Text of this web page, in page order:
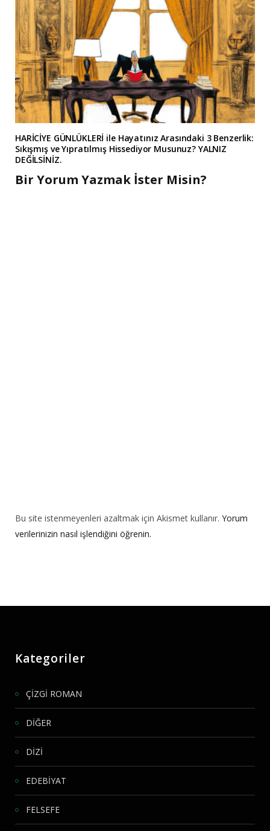
HARİCİYE GÜNLÜKLERİ ile Hayatınız Arasındaki 3 Benzerlik:
Sıkışmış ve Yıpratılmış Hissediyor Musunuz? YALNIZ
DEĞİLSİNİZ.
Bir Yorum Yazmak İster Misin?
Bu site istenmeyenleri azaltmak için Akismet kullanır. Yorum
verilerinizin nasıl işlendiğini öğrenin.
Kategoriler
ÇİZGİ ROMAN
DİĞER
DİZİ
EDEBİYAT
FELSEFE